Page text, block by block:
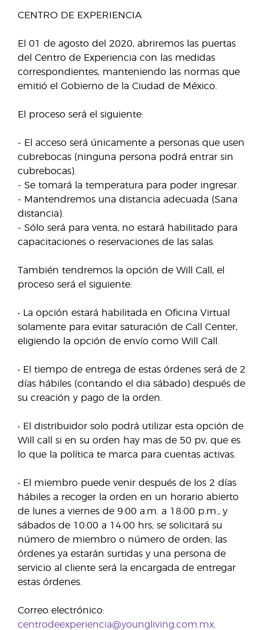
CENTRO DE EXPERIENCIA
El 01 de agosto del 2020, abriremos las puertas
del Centro de Experiencia con las medidas
correspondientes, manteniendo las normas que
emitió el Gobierno de la Ciudad de México.
El proceso será el siguiente:
- El acceso será únicamente a personas que usen
cubrebocas (ninguna persona podrá entrar sin
cubrebocas).
- Se tomará la temperatura para poder ingresar.
- Mantendremos una distancia adecuada (Sana
distancia).
- Sólo será para venta, no estará habilitado para
capacitaciones o reservaciones de las salas.
También tendremos la opción de Will Call, el
proceso será el siguiente:
• La opción estará habilitada en Oficina Virtual
solamente para evitar saturación de Call Center,
eligiendo la opción de envío como Will Call.
• El tiempo de entrega de estas órdenes será de 2
días hábiles (contando el dia sábado) después de
su creación y pago de la orden.
• El distribuidor solo podrá utilizar esta opción de
Will call si en su orden hay mas de 50 pv, que es
lo que la política te marca para cuentas activas.
• El miembro puede venir después de los 2 días
hábiles a recoger la orden en un horario abierto
de lunes a viernes de 9:00 a.m. a 18:00 p.m., y
sábados de 10:00 a 14:00 hrs; se solicitará su
número de miembro o número de orden; las
órdenes ya estarán surtidas y una persona de
servicio al cliente será la encargada de entregar
estas órdenes.
Correo electrónico:
centrodeexperiencia@youngliving.com.mx